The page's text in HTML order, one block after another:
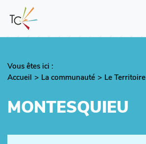
contenu
principal
Vous êtes ici :
Fil
Accueil La communauté Le Territoire
MONTESQUIEU